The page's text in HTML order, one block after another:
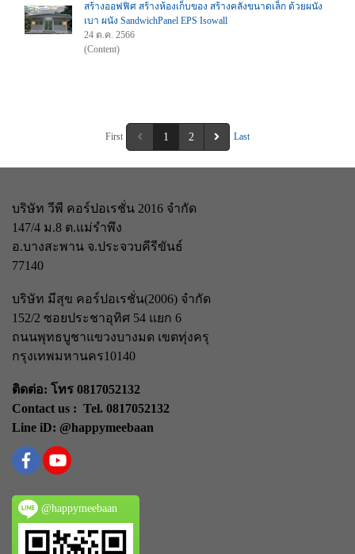
สร้างออฟฟิศ สร้างห้องเก็บของ สร้างคลังขนาดเล็ก ด้วยผนัง
เบา ผนัง SandwichPanel EPS Isowall
24 ต.ค. 2566
(Content)
First 1 2 Last
บริษัท วีพี คอร์ปอเรชั่น 2016 จำกัด
147/4 ม.8 ต.แม่รำพึง
อ.บางสะพาน จ.ประจวบคีรีขันธ์
77140
บริษัท มีสุข คอร์ปอเรชั่น(2006) จำกัด
152/2 ซอยประชาอุทิศ 54 แยก 6
ถนนพุทธบูชาแขวงบางมด เขตทุ่งครุ
กรุงเทพมหานคร10140
ติดต่อ: โทร 0817052132
Contact us : Tel. 0817052132
Line iD: @happymeebaan
@happymeebaan